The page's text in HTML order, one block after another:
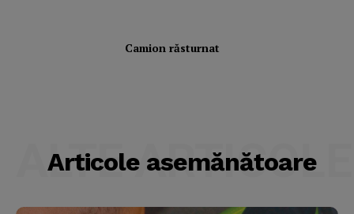
Camion răsturnat
Articole asemănătoare
ALTE ARTICOLE